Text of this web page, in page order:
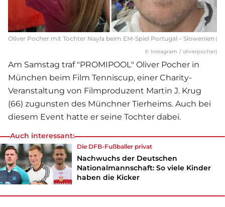
Oliver Pocher mit Tochter Nayla beim EM-Spiel Portugal – Slowenien (
© Instagram / oliverpocher)
Am Samstag traf "PROMIPOOL" Oliver Pocher in
München beim Film Tenniscup, einer Charity-
Veranstaltung von Filmproduzent Martin J. Krug
(66) zugunsten des Münchner Tierheims. Auch bei
diesem Event hatte er seine Tochter dabei.
Auch interessant:
Die DFB-Fußballer privat
Nachwuchs der Deutschen
Nationalmannschaft: So viele Kinder
haben die Kicker